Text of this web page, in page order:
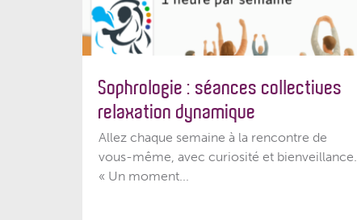
Sophrologie : séances collectives
relaxation dynamique
Allez chaque semaine à la rencontre de
vous-même, avec curiosité et bienveillance.
« Un moment...